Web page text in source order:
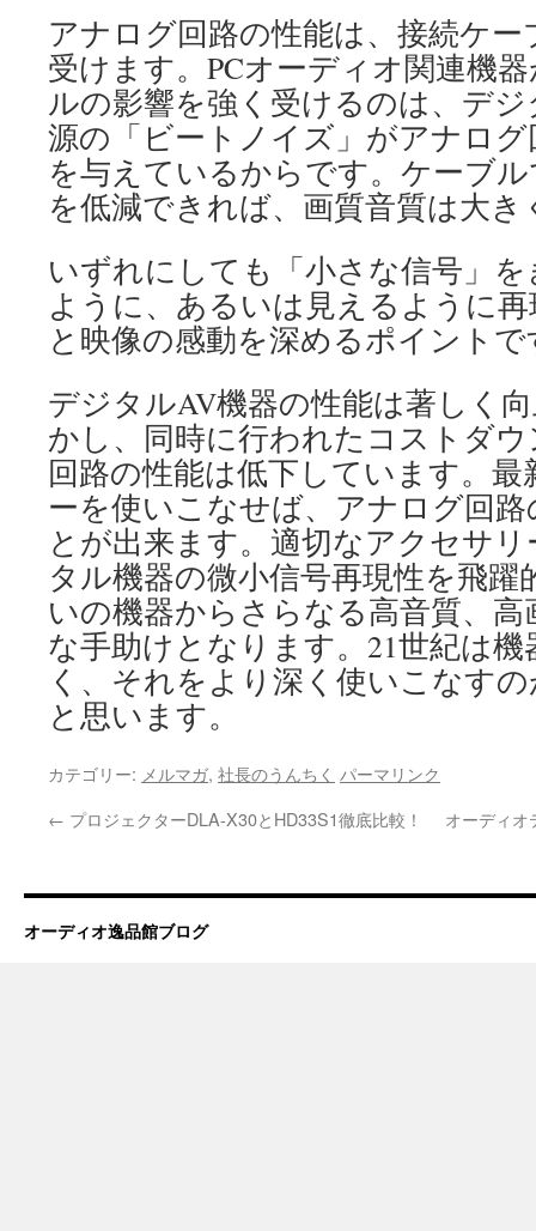
アナログ回路の性能は、接続ケ
受けます。PCオーディオ関連機
ルの影響を強く受けるのは、デ
源の「ビートノイズ」がアナロ
を与えているからです。ケーブ
を低減できれば、画質音質は大
いずれにしても「小さな信号」
ように、あるいは見えるように
と映像の感動を深めるポイントで
デジタルAV機器の性能は著しく
かし、同時に行われたコストダ
回路の性能は低下しています。
ーを使いこなせば、アナログ回
とが出来ます。適切なアクセサ
タル機器の微小信号再現性を飛躍
いの機器からさらなる高音質、
な手助けとなります。21世紀は
く、それをより深く使いこなす
と思います。
カテゴリー: メルマガ, 社長のうんちく パーマリンク
← プロジェクターDLA-X30とHD33S1徹底比較！ オーディ
オーディオ逸品館ブログ